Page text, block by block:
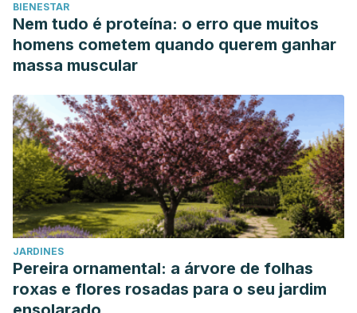
BIENESTAR
Nem tudo é proteína: o erro que muitos
homens cometem quando querem ganhar
massa muscular
JARDINES
Pereira ornamental: a árvore de folhas
roxas e flores rosadas para o seu jardim